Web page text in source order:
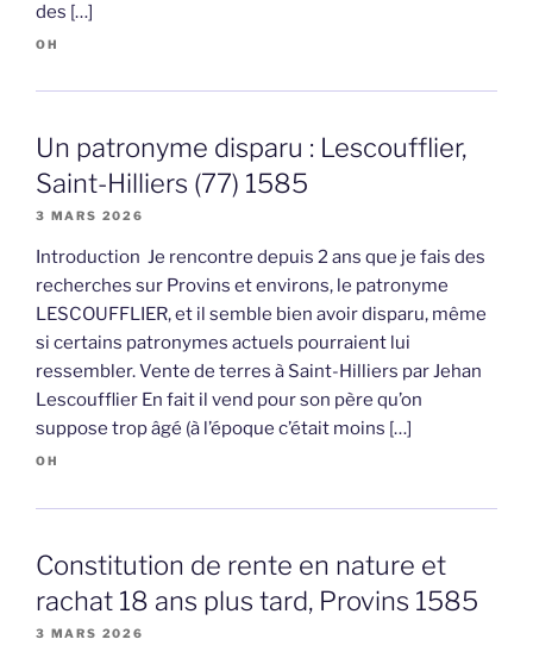
des […]
OH
Un patronyme disparu : Lescoufflier,
Saint-Hilliers (77) 1585
3 MARS 2026
Introduction Je rencontre depuis 2 ans que je fais des
recherches sur Provins et environs, le patronyme
LESCOUFFLIER, et il semble bien avoir disparu, même
si certains patronymes actuels pourraient lui
ressembler. Vente de terres à Saint-Hilliers par Jehan
Lescoufflier En fait il vend pour son père qu’on
suppose trop âgé (à l’époque c’était moins […]
OH
Constitution de rente en nature et
rachat 18 ans plus tard, Provins 1585
3 MARS 2026